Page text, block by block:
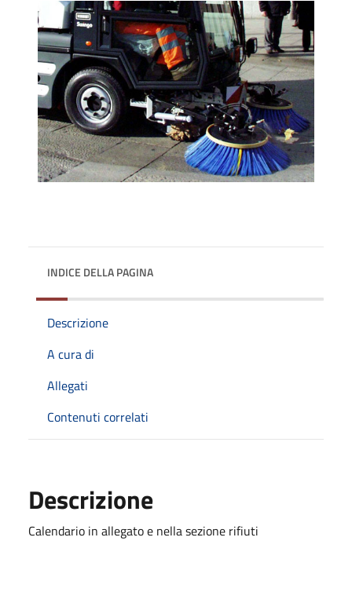
INDICE DELLA PAGINA
Descrizione
A cura di
Allegati
Contenuti correlati
Descrizione
Calendario in allegato e nella sezione rifiuti